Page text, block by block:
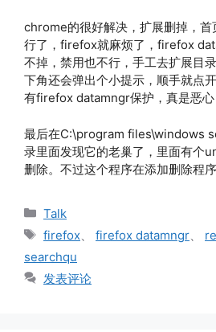
chrome的很好解决，扩展删掉，
行了，firefox就麻烦了，firefox
不掉，禁用也不行，手工去扩展目
下角还会弹出个小提示，顺手就点
有firefox datamngr保护，真是恶心
最后在C:\program files\windows
录里面发现它的老巢了，里面有个
删除。不过这个程序在添加删除程
分
类
Talk
标
firefox firefox datamngr
searchqu
发表评论